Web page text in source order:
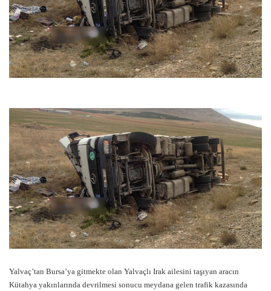
Yalvaç’tan Bursa’ya gitmekte olan Yalvaçlı Irak ailesini taşıyan aracın
Kütahya yakınlarında devrilmesi sonucu meydana gelen trafik kazasında